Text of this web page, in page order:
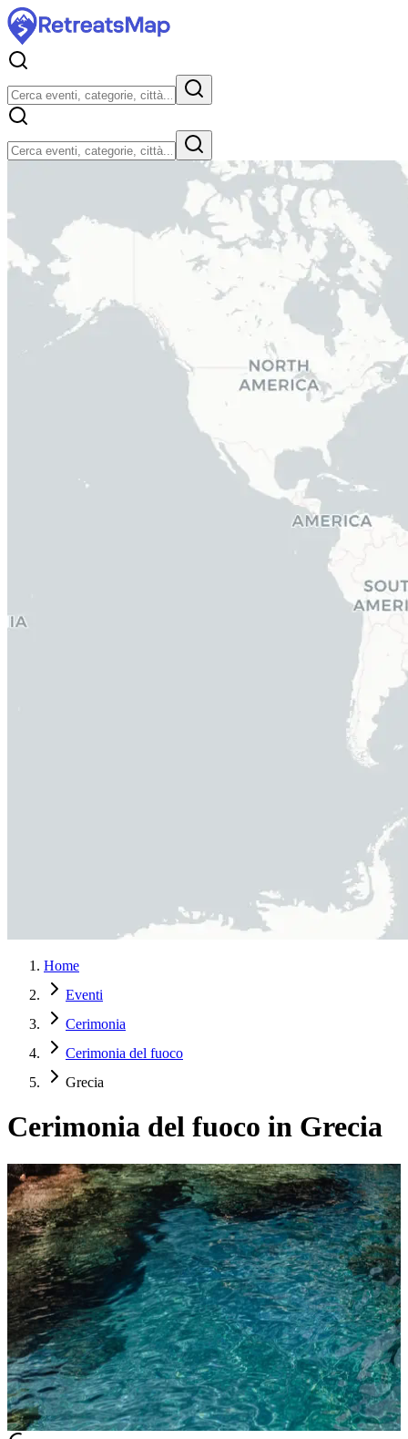
Home
Eventi
Cerimonia
Cerimonia del fuoco
Grecia
Cerimonia del fuoco in Grecia
Yoga Breath Sound Ritiro
Buone notizie per chi sogna una nuova partenza: fino al 7 gennaio
alle 23:59 GMT è attiva una promozione di £100 di sconto sul tuo
prossimo ritiro. Ti aspetta un programma intenso e profondamente
rige...
Su richiesta
27 agosto 2026 10:00
Rovies, Grecia